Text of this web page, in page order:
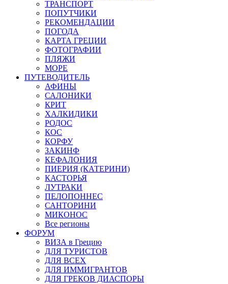
ТРАНСПОРТ
ПОПУТЧИКИ
РЕКОМЕНДАЦИИ
ПОГОДА
КАРТА ГРЕЦИИ
ФОТОГРАФИИ
ПЛЯЖИ
МОРЕ
ПУТЕВОДИТЕЛЬ
АФИНЫ
САЛОНИКИ
КРИТ
ХАЛКИДИКИ
РОДОС
КОС
КОРФУ
ЗАКИНФ
КЕФАЛОНИЯ
ПИЕРИЯ (КАТЕРИНИ)
КАСТОРЬЯ
ЛУТРАКИ
ПЕЛОПОННЕС
САНТОРИНИ
МИКОНОС
Все регионы
ФОРУМ
ВИЗА в Грецию
ДЛЯ ТУРИСТОВ
ДЛЯ ВСЕХ
ДЛЯ ИММИГРАНТОВ
ДЛЯ ГРЕКОВ ДИАСПОРЫ